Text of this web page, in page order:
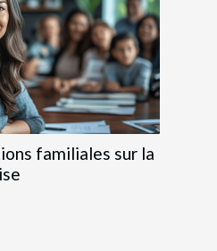
familiales sur la